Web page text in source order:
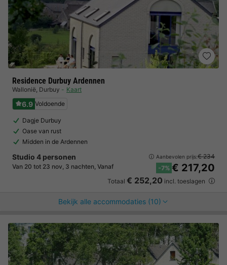
Residence Durbuy Ardennen
Wallonië, Durbuy Kaart
6.9 Voldoende
Dagje Durbuy
Oase van rust
Midden in de Ardennen
Studio 4 personen
Van 20 tot 23 nov, 3 nachten, Vanaf
Aanbevolen prijs:€ 234
-7% € 217,20
Totaal € 252,20 incl. toeslagen
Bekijk alle accommodaties (10)